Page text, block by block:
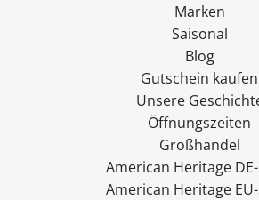
Marken
Saisonal
Blog
Gutschein kaufen
Unsere
Öffnungszeiten
Großhandel
American Heritage
American Heritage